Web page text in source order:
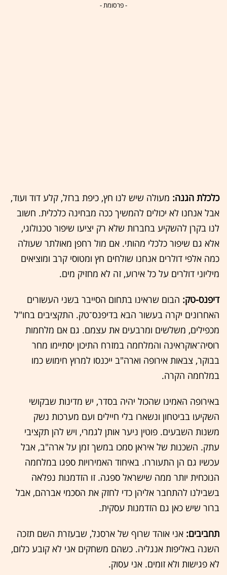
- פרסומת -
כלכלת הגנה: מעולה שיש לנו חץ, כיפת ברזל, קלע דוד ועוד,
אבל אנחנו לא יכולים להמשיך ככה מבחינה כלכלית. חשוב
לנו בקרן להשקיע בחברות שלא רק יציעו שיפור טכנולוגי,
אלא גם שיפור כלכלי מהותי. אם מול רחפן מאולתר שעולה
כמה אלפי דולרים אנחנו שולחים חץ ומטוסי קרב ומוציאים
מיליוני דולרים על כל אירוע, זה לא מחזיק מים.
דיפנס-טק: הבום שראינו בתחום הסייבר בשני העשורים
האחרונים יקרה בעשור הבא בדיפנס־טק. התקציבים בחו"ל
מכפילים, משלשים ומרבעים את עצמם. גם אם מלחמות
רוסיה־אוקראינה והמלחמה במזרח התיכון יסתיימו מחר
בבוקר, צבאות אירופה וארה"ב ייכנסו למרוץ חימוש כמו
במלחמה הקרה.
באירופה האמינו שהכול יהיה בסדר, יש מדינות שבקושי
השקיעו בביטחון ונשארו בלי חיילים ועם מערכות נשק
משנות השבעים. פוטין ניער אותן לגמרי, ויש להן תקציבי
עתק. השכנות של איראן סמכו במשך זמן על ארה"ב, אבל
עכשיו גם הן התעוררו. באיחוד האמירויות ספגו במלחמה
הנוכחית יותר ממה שישראל ספגה. זו הזדמנות נפלאה
בשבילנו להתחבר אליהן כדי לחזק את הסכמי אברהם, אבל
ברור שיש כאן גם הזדמנות עסקית.
תחביבים: אני אוהד שרוף של ארסנל, שבעזרת השם תזכה
השנה באליפות אנגליה. כשהם משחקים אני לא קובע כלום,
לא פגישות ולא זומים. אני עסוק.